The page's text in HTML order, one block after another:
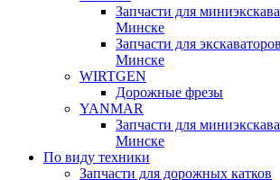
Запчасти для
Минске
Запчасти для
Минске
WIRTGEN
Дорожные фрезы
YANMAR
Запчасти для
Минске
По виду техники
Запчасти для дорожных катков